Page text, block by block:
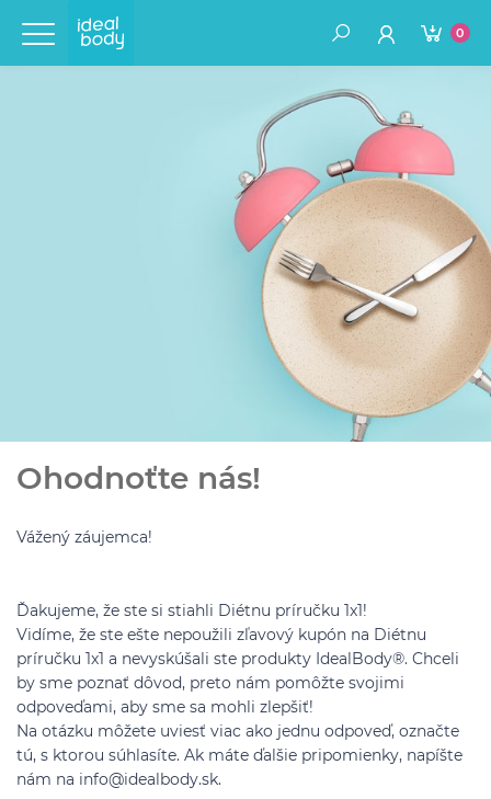
0
Ohodnoťte nás!
Vážený záujemca!
Ďakujeme, že ste si stiahli Diétnu príručku 1x1!
Vidíme, že ste ešte nepoužili zľavový kupón na Diétnu
príručku 1x1 a nevyskúšali ste produkty IdealBody®. Chceli
by sme poznať dôvod, preto nám pomôžte svojimi
odpoveďami, aby sme sa mohli zlepšiť!
Na otázku môžete uviesť viac ako jednu odpoveď, označte
tú, s ktorou súhlasíte. Ak máte ďalšie pripomienky, napíšte
nám na info@idealbody.sk.